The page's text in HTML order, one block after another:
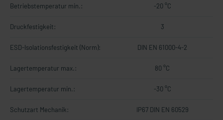
Betriebstemperatur min.: -20 °C
Druckfestigkeit: 3
ESD-Isolationsfestigkeit (Norm): DIN EN 61000-4-2
Lagertemperatur max.: 80 °C
Lagertemperatur min.: -30 °C
Schutzart Mechanik: IP67 DIN EN 60529